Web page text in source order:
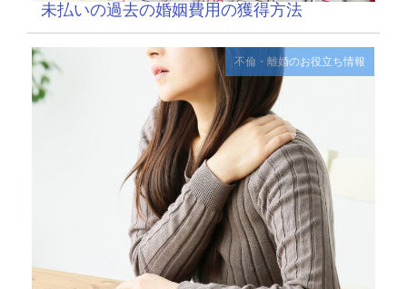
未払いの過去の婚姻費用の獲得方法
不倫・離婚のお役立ち情報